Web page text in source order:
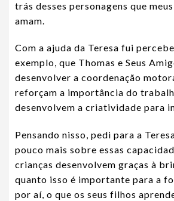
trás desses personagens que
amam.
Com a ajuda da Teresa fui
exemplo, que Thomas e Seus
desenvolver a coordenação
reforçam a importância do
desenvolvem a criatividade para
Pensando nisso, pedi para a
pouco mais sobre essas
crianças desenvolvem graças à
quanto isso é importante para a
por aí, o que os seus filhos